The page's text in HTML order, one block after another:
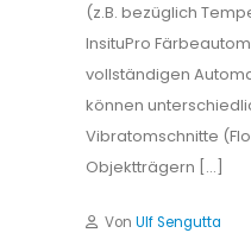
(z.B. bezüglich
InsituPro
vollständigen
können
Vibratomschnitte
Objektträgern […]
Von Ulf Sengutta